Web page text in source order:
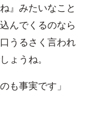
』みたいなこと
んでくるのなら
うるさく言われ
ょうね。
も事実です」